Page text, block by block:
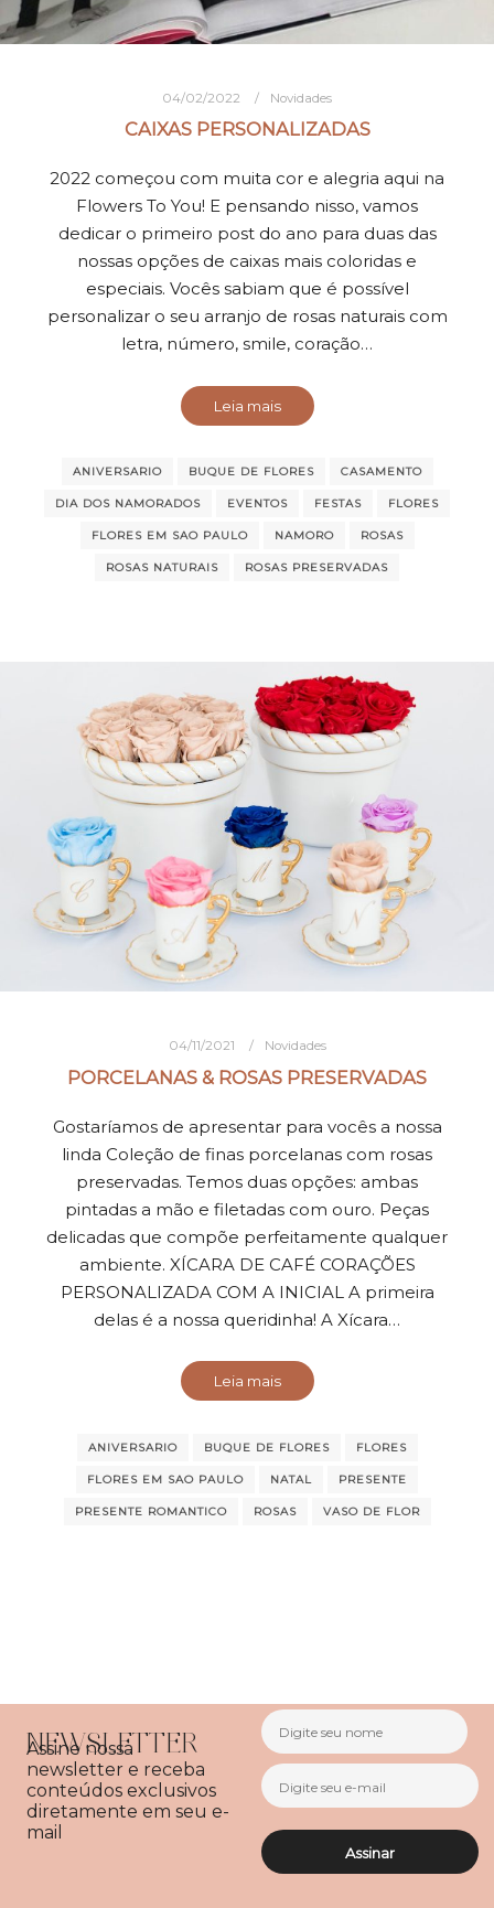
04/02/2022 Novidades
CAIXAS PERSONALIZADAS
2022 começou com muita cor e alegria aqui na
Flowers To You! E pensando nisso, vamos
dedicar o primeiro post do ano para duas das
nossas opções de caixas mais coloridas e
especiais. Vocês sabiam que é possível
personalizar o seu arranjo de rosas naturais com
letra, número, smile, coração…
Leia mais
ANIVERSARIO BUQUE DE FLORES CASAMENTO
DIA DOS NAMORADOS EVENTOS FESTAS FLORES
FLORES EM SAO PAULO NAMORO ROSAS
ROSAS NATURAIS ROSAS PRESERVADAS
04/11/2021 Novidades
PORCELANAS & ROSAS PRESERVADAS
Gostaríamos de apresentar para vocês a nossa
linda Coleção de finas porcelanas com rosas
preservadas. Temos duas opções: ambas
pintadas a mão e filetadas com ouro. Peças
delicadas que compõe perfeitamente qualquer
ambiente. XÍCARA DE CAFÉ CORAÇÕES
PERSONALIZADA COM A INICIAL A primeira
delas é a nossa queridinha! A Xícara…
Leia mais
ANIVERSARIO BUQUE DE FLORES FLORES
FLORES EM SAO PAULO NATAL PRESENTE
PRESENTE ROMANTICO ROSAS VASO DE FLOR
NEWSLETTER
Assine nossa
newsletter e receba
conteúdos exclusivos
diretamente em seu e-
mail